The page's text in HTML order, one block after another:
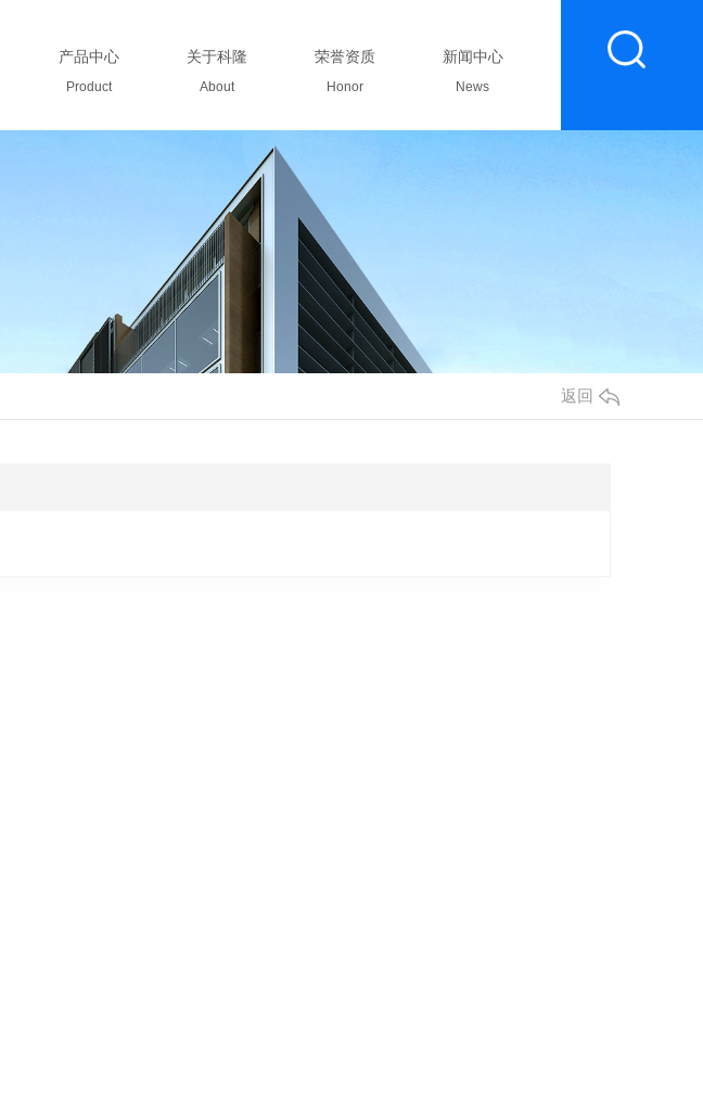
产品中心
Product
关于科隆
About
荣誉资质
Honor
新闻中心
News
联系我们
返回